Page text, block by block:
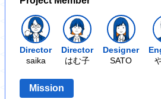
Director
saika
Director
はむ子
Designer
SATO
Mission
<link rel='stylesheet' id='sb-type-std-css'
<link rel='stylesheet' id='sb-type-fb-css'
<link rel='stylesheet' id='sb-type-fb-flat-
<link rel='stylesheet' id='sb-type-ln-css'
<link rel='stylesheet' id='sb-type-pink-